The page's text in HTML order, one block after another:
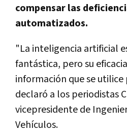
compensar las
automatizados.
"La inteligencia artificial
fantástica, pero su
información que se
declaró a los periodistas
vicepresidente de
Vehículos.